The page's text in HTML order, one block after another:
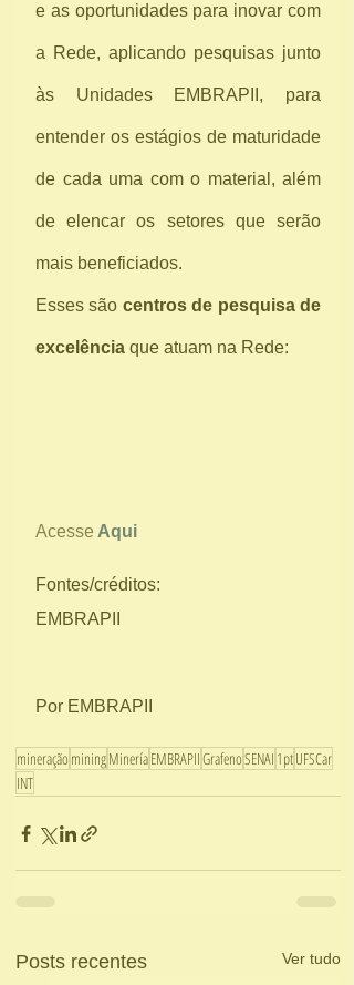
e as oportunidades para inovar com
a Rede, aplicando pesquisas junto
às Unidades EMBRAPII, para
entender os estágios de maturidade
de cada uma com o material, além
de elencar os setores que serão
mais beneficiados.
Esses são centros de pesquisa de
excelência que atuam na Rede:
Acesse Aqui
Fontes/créditos:
EMBRAPII
Por EMBRAPII
mineração miningMineríaEMBRAPIIGrafenoSENAI 1ptUFSCar
INT
Posts recentes Ver tudo